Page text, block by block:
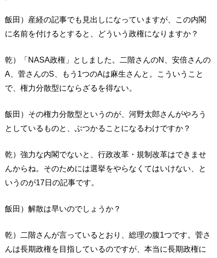
飯田）産経の記事でも見出しになっていますが、この内閣
に名前を付けるとすると、どういう政権になりますか？
乾）「NASA政権」としました。二階さんのN、安倍さんの
A、菅さんのS、もう1つのAは麻生さんと。こういうこと
で、権力分散型にならざるを得ない。
飯田）その権力分散型というのが、河野太郎さんがやろう
としているものと、ぶつかることになるわけですか？
乾）強力な内閣でないと、行政改革・規制改革はできませ
んからね。そのためには選挙をやらなくてはいけない、と
いうのが17日の記事です。
飯田）解散は早いのでしょうか？
乾）二階さんが言っているとおり、総理の腹1つです。菅さ
んは長期政権を目指しているのですが、本当に長期政権に